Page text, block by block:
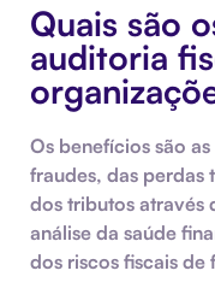
Quais são
auditoria
Os benefícios são
fraudes, das perdas
dos tributos através
análise da saúde
dos riscos fiscais de